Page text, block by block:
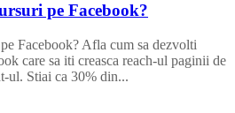
pe Facebook?
Facebook? Afla cum sa dezvolti
care sa iti creasca reach-ul paginii de
ul. Stiai ca 30% din...